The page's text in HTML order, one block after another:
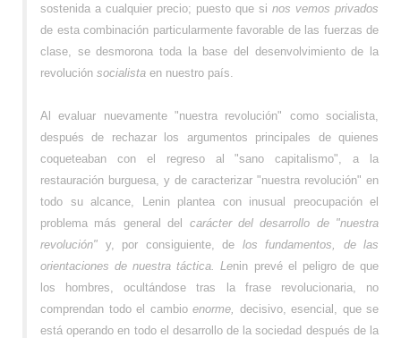
sostenida a cualquier precio; puesto que si nos vemos privados
de esta combinación particularmente favorable de las fuerzas de
clase, se desmorona toda la base del desenvolvimiento de la
revolución socialista en nuestro país.
Al evaluar nuevamente "nuestra revolución" como socialista,
después de rechazar los argumentos principales de quienes
coqueteaban con el regreso al "sano capitalismo", a la
restauración burguesa, y de caracterizar "nuestra revolución" en
todo su alcance, Lenin plantea con inusual preocupación el
problema más general del carácter del desarrollo de "nuestra
revolución" y, por consiguiente, de los fundamentos, de las
orientaciones de nuestra táctica. Lenin prevé el peligro de que
los hombres, ocultándose tras la frase revolucionaria, no
comprendan todo el cambio enorme, decisivo, esencial, que se
está operando en todo el desarrollo de la sociedad después de la